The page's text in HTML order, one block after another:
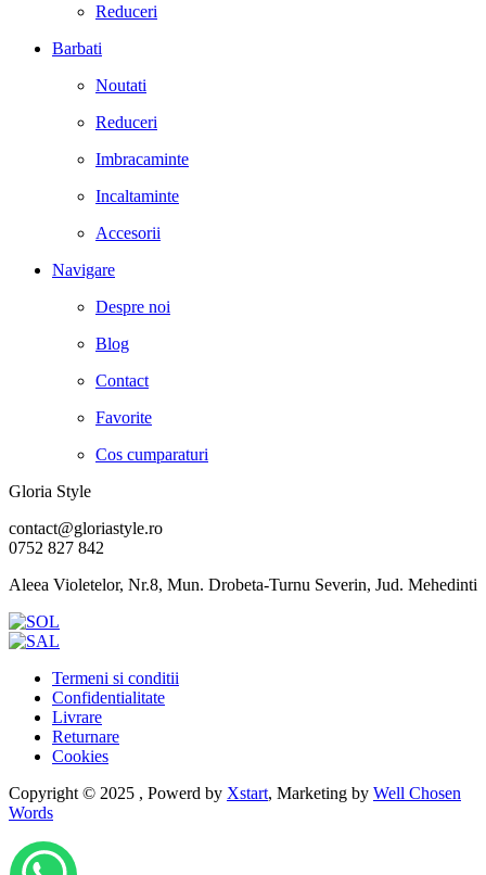
Reduceri
Barbati
Noutati
Reduceri
Imbracaminte
Incaltaminte
Accesorii
Navigare
Despre noi
Blog
Contact
Favorite
Cos cumparaturi
Gloria Style
contact@gloriastyle.ro
0752 827 842
Aleea Violetelor, Nr.8, Mun. Drobeta-Turnu Severin, Jud. Mehedinti
Termeni si conditii
Confidentialitate
Livrare
Returnare
Cookies
Copyright © 2025 , Powerd by Xstart, Marketing by Well Chosen
Words